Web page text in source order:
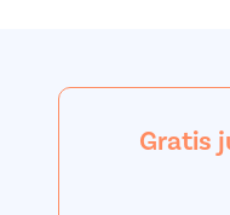
Gratis